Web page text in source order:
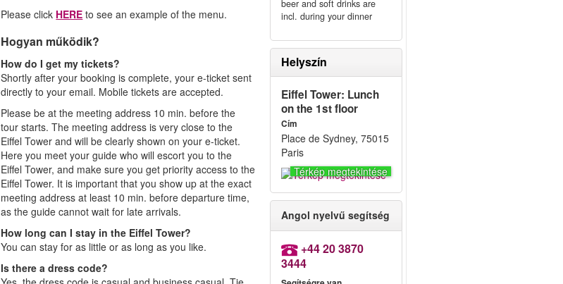
Please click HERE to see an example of the menu.
Hogyan működik?
How do I get my tickets?
Shortly after your booking is complete, your e-ticket sent
directly to your email. Mobile tickets are accepted.
Please be at the meeting address 10 min. before the
tour starts. The meeting address is very close to the
Eiffel Tower and will be clearly shown on your e-ticket.
Here you meet your guide who will escort you to the
Eiffel Tower, and make sure you get priority access to the
Eiffel Tower. It is important that you show up at the exact
meeting address at least 10 min. before departure time,
as the guide cannot wait for late arrivals.
How long can I stay in the Eiffel Tower?
You can stay for as little or as long as you like.
Is there a dress code?
beer and soft drinks are
incl. during your dinner
Helyszín
Eiffel Tower: Lunch
on the 1st floor
Cím
Place de Sydney, 75015
Paris
Térkép megtekintése
Angol nyelvű segítség
+44 20 3870
3444